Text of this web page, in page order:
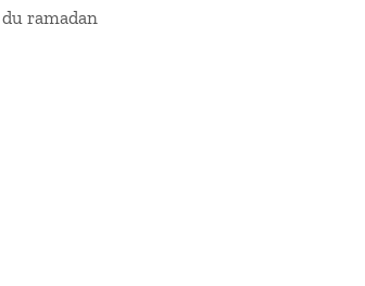
ramadan